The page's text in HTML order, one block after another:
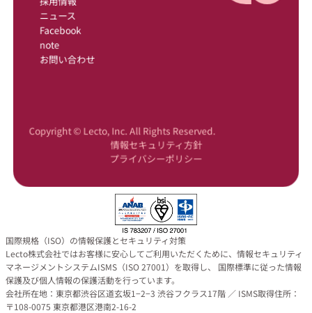
ニュース
Facebook
note
お問い合わせ
Copyright © Lecto, Inc. All Rights Reserved.
情報セキュリティ方針
プライバシーポリシー
国際規格（ISO）の情報保護とセキュリティ対策
Lecto株式会社ではお客様に安心してご利用いただくために、情報セキュリティ
マネージメントシステムISMS（ISO 27001）を取得し、 国際標準に従った情報
保護及び個人情報の保護活動を行っています。
会社所在地：東京都渋谷区道玄坂1−2−3 渋谷フクラス17階 ／ ISMS取得住所：
〒108-0075 東京都港区港南2-16-2